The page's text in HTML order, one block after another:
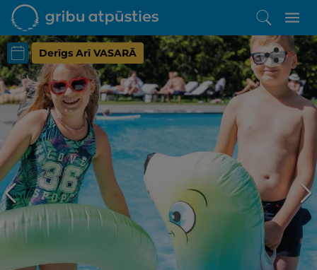
Derīgs Arī VASARĀ
Iepatikās šis piedāvājums?
Līdz brīnišķīgai atpūtai atlikuši tikai daži soļi
PĒRKU